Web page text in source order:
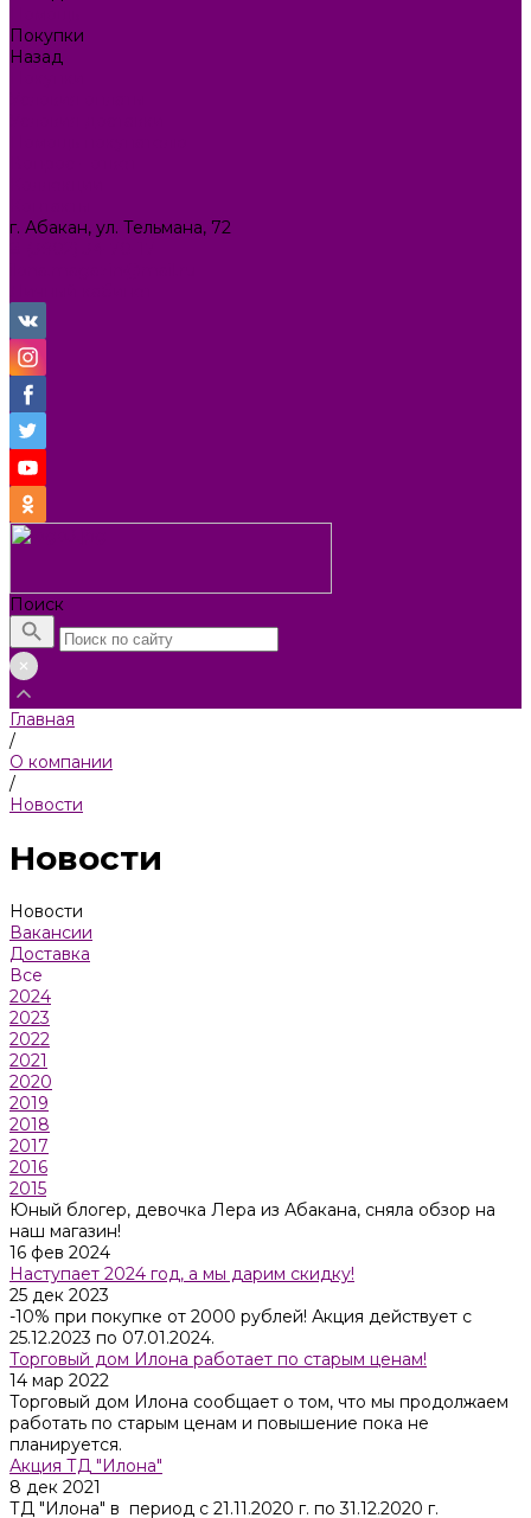
Покупки
Назад
г. Абакан, ул. Тельмана, 72
Поиск
Главная
/
О компании
/
Новости
Новости
Новости
Вакансии
Доставка
Все
2024
2023
2022
2021
2020
2019
2018
2017
2016
2015
Юный блогер, девочка Лера из Абакана, сняла обзор на
наш магазин!
16 фев 2024
Наступает 2024 год, а мы дарим скидку!
25 дек 2023
-10% при покупке от 2000 рублей! Акция действует с
25.12.2023 по 07.01.2024.
Торговый дом Илона работает по старым ценам!
14 мар 2022
Торговый дом Илона сообщает о том, что мы продолжаем
работать по старым ценам и повышение пока не
планируется.
Акция ТД "Илона"
8 дек 2021
ТД "Илона" в период с 21.11.2020 г. по 31.12.2020 г.